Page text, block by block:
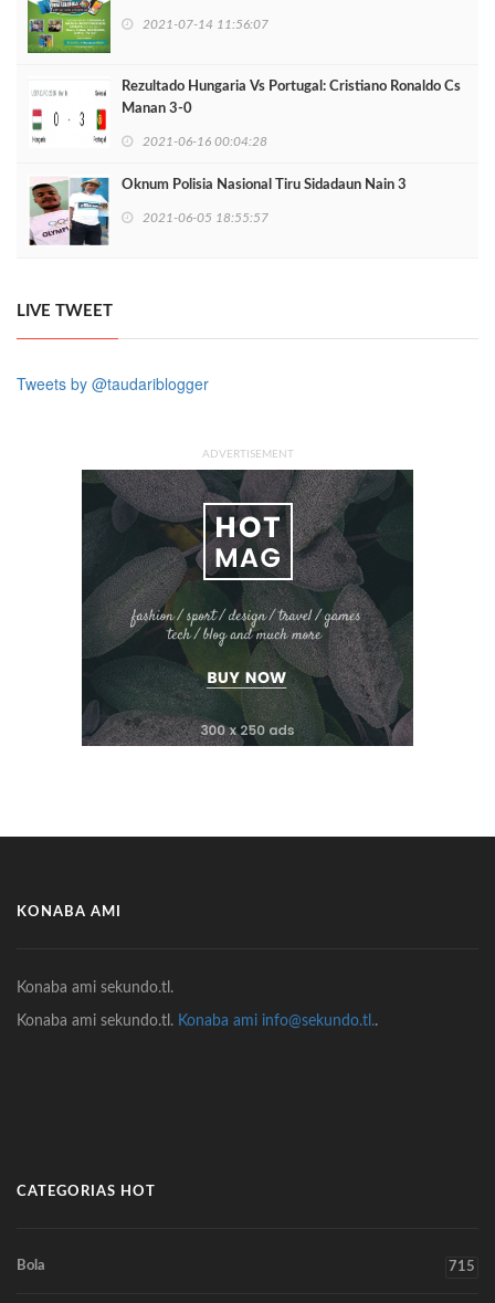
2021-07-14 11:56:07
Rezultado Hungaria Vs Portugal: Cristiano Ronaldo Cs
Manan 3-0
2021-06-16 00:04:28
Oknum Polisia Nasional Tiru Sidadaun Nain 3
2021-06-05 18:55:57
LIVE TWEET
Tweets by @taudariblogger
ADVERTISEMENT
KONABA AMI
Konaba ami sekundo.tl.
Konaba ami sekundo.tl. Konaba ami info@sekundo.tl..
CATEGORIAS HOT
Bola 715